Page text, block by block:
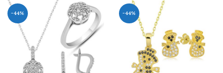
-44% -44%